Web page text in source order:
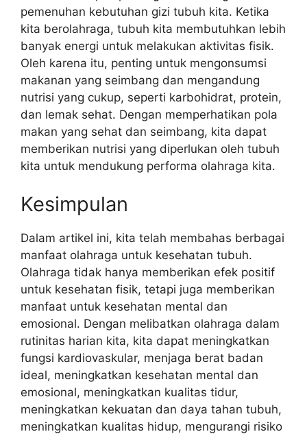
pemenuhan kebutuhan gizi tubuh kita. Ketika
kita berolahraga, tubuh kita membutuhkan lebih
banyak energi untuk melakukan aktivitas fisik.
Oleh karena itu, penting untuk mengonsumsi
makanan yang seimbang dan mengandung
nutrisi yang cukup, seperti karbohidrat, protein,
dan lemak sehat. Dengan memperhatikan pola
makan yang sehat dan seimbang, kita dapat
memberikan nutrisi yang diperlukan oleh tubuh
kita untuk mendukung performa olahraga kita.
Kesimpulan
Dalam artikel ini, kita telah membahas berbagai
manfaat olahraga untuk kesehatan tubuh.
Olahraga tidak hanya memberikan efek positif
untuk kesehatan fisik, tetapi juga memberikan
manfaat untuk kesehatan mental dan
emosional. Dengan melibatkan olahraga dalam
rutinitas harian kita, kita dapat meningkatkan
fungsi kardiovaskular, menjaga berat badan
ideal, meningkatkan kesehatan mental dan
emosional, meningkatkan kualitas tidur,
meningkatkan kekuatan dan daya tahan tubuh,
meningkatkan kualitas hidup, mengurangi risiko